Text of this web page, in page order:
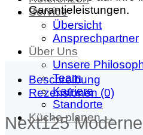
Service
Übersicht
Ansprechpartner
Über Uns
Unsere
Team
Karriere
Standorte
Küche planen →
Garantieleistungen.
Beschreibung
Rezensionen (0)
Next125